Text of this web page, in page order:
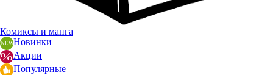
Комиксы и манга
Новинки
Акции
Популярные